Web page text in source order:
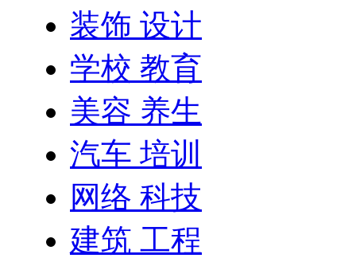
装饰 设计
学校 教育
美容 养生
汽车 培训
网络 科技
建筑 工程